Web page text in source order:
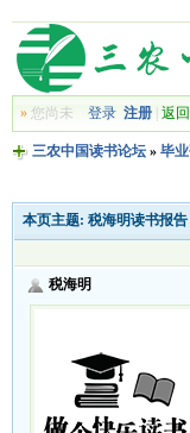
»您尚未 登录 注册| 返
三农中国读书论坛» 毕
本页主题: 税海明读书报告
税海明